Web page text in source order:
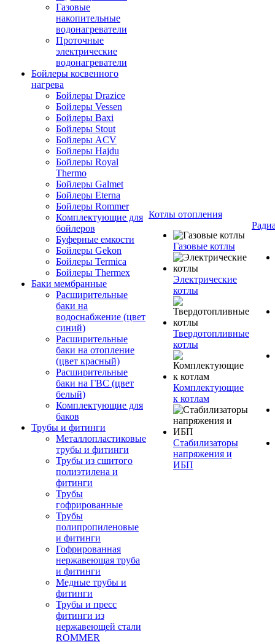
Газовые
накопительные
водонагреватели
Проточные
электрические
водонагреватели
Бойлеры косвенного
нагрева
Бойлеры Drazice
Бойлеры Vessen
Бойлеры Baxi
Бойлеры Stout
Бойлеры ACV
Бойлеры Hajdu
Бойлеры Royal
Thermo
Бойлеры Galmet
Бойлеры Eterna
Бойлеры Rommer
Комплектующие для
бойлеров
Буферные емкости
Бойлеры Gekon
Бойлеры Termica
Бойлеры Thermex
Баки мембранные
Расширительные
баки на
водоснабжение (цвет
синий)
Расширительные
баки на отопление
(цвет красный)
Расширительные
баки на ГВС (цвет
белый)
Комплектующие для
баков
Трубы и фитинги
Металлопластиковые
трубы и фитинги
Трубы из сшитого
полиэтилена и
фитинги
Трубы
гофрированные
Трубы
полипропиленовые
и фитинги
Гофрированная
нержавеющая труба
и фитинги
Медные трубы и
фитинги
Трубы и пресс
фитинги из
нержавеющей стали
ROMMER
Котлы отопления
Газовые котлы
Электрические
котлы
Твердотопливные
котлы
Комплектующие
к котлам
Стабилизаторы
напряжения и
ИБП